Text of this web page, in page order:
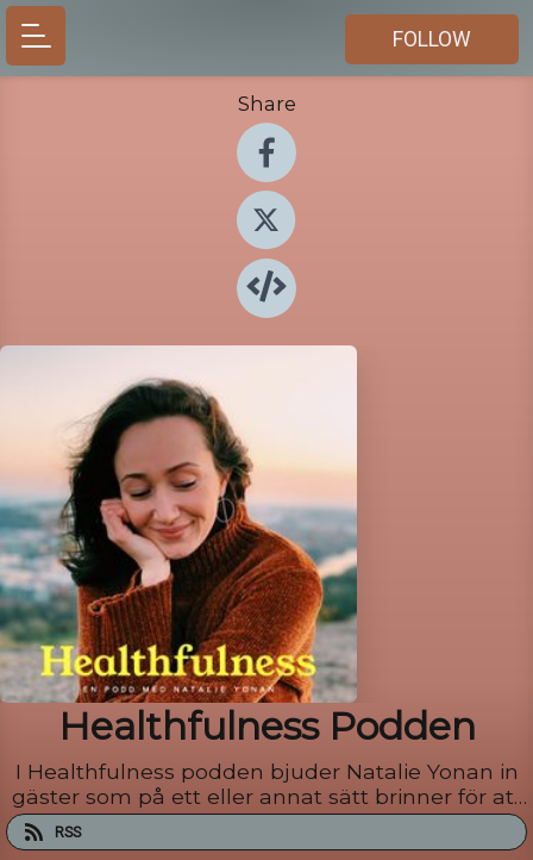
FOLLOW
Share
Healthfulness Podden
I Healthfulness podden bjuder Natalie Yonan in
gäster som på ett eller annat sätt brinner för att
öka välmåendet här på planeten. Tillägnad dig
som vill leva ett friskt liv och nå din högsta
RSS